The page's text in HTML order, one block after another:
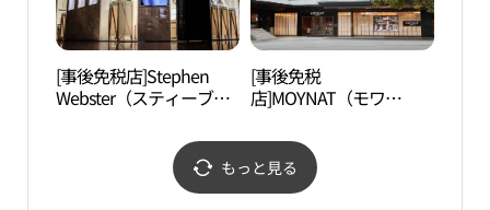
[事後免税店]Stephen
Webster（スティーブ
[事後免税
店]MOYNAT（モワ
テル店(모이나 신라호텔
점)
もっと見る